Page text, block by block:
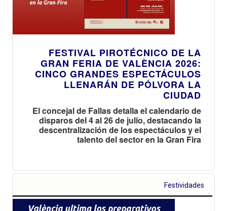
FESTIVAL PIROTÉCNICO DE LA
GRAN FERIA DE VALÈNCIA 2026:
CINCO GRANDES ESPECTÁCULOS
LLENARÁN DE PÓLVORA LA
CIUDAD
El concejal de Fallas detalla el calendario de
disparos del 4 al 26 de julio, destacando la
descentralización de los espectáculos y el
talento del sector en la Gran Fira
Festividades